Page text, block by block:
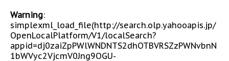
Warning:
simplexml_load_file(http://search.olp.yahooapis.jp/
OpenLocalPlatform/V1/localSearch?
appid=dj0zaiZpPWlWNDNTS2dhOTBVRSZzPWNvbnN
1bWVyc2VjcmV0Jng9OGU-